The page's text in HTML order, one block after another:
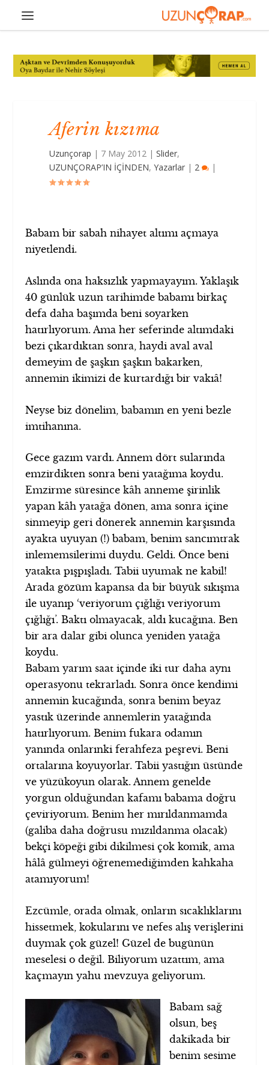
Aferin kızıma
Uzunçorap | 7 May 2012 |Slider,
UZUNÇORAP’IN İÇİNDEN,Yazarlar | 2 |
Babam bir sabah nihayet altımı açmaya
niyetlendi.
Aslında ona haksızlık yapmayayım. Yaklaşık
40 günlük uzun tarihimde babamı birkaç
defa daha başımda beni soyarken
hatırlıyorum. Ama her seferinde altımdaki
bezi çıkardıktan sonra, haydi aval aval
demeyim de şaşkın şaşkın bakarken,
annemin ikimizi de kurtardığı bir vakıâ!
Neyse biz dönelim, babamın en yeni bezle
imtihanına.
Gece gazım vardı. Annem dört sularında
emzirdikten sonra beni yatağıma koydu.
Emzirme süresince kâh anneme şirinlik
yapan kâh yatağa dönen, ama sonra içine
sinmeyip geri dönerek annemin karşısında
ayakta uyuyan (!) babam, benim sancımtrak
inlememsilerimi duydu. Geldi. Önce beni
yatakta pışpışladı. Tabii uyumak ne kabil!
Arada gözüm kapansa da bir büyük sıkışma
ile uyanıp ‘veriyorum çığlığı veriyorum
çığlığı’. Baktı olmayacak, aldı kucağına. Ben
bir ara dalar gibi olunca yeniden yatağa
koydu.
Babam yarım saat içinde iki tur daha aynı
operasyonu tekrarladı. Sonra önce kendimi
annemin kucağında, sonra benim beyaz
yastık üzerinde annemlerin yatağında
hatırlıyorum. Benim fukara odamın
yanında onlarınki ferahfeza peşrevi. Beni
ortalarına koyuyorlar. Tabii yastığın üstünde
ve yüzükoyun olarak. Annem genelde
yorgun olduğundan kafamı babama doğru
çeviriyorum. Benim her mırıldanmamda
(galiba daha doğrusu mızıldanma olacak)
bekçi köpeği gibi dikilmesi çok komik, ama
hâlâ gülmeyi öğrenemediğimden kahkaha
atamıyorum!
Ezcümle, orada olmak, onların sıcaklıklarını
hissetmek, kokularını ve nefes alış verişlerini
duymak çok güzel! Güzel de bugünün
meselesi o değil. Biliyorum uzattım, ama
kaçmayın yahu mevzuya geliyorum.
Babam sağ
olsun, beş
dakikada bir
benim sesime